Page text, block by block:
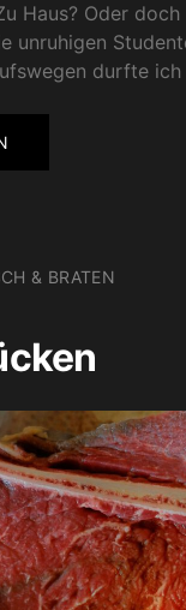
Haus? Oder
unruhigen
durfte
& BRATEN